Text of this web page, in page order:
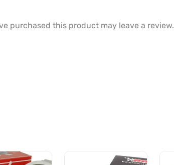
purchased this product may leave a review.